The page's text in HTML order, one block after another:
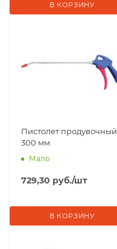
В КОРЗИНУ
Пистолет продувочный
300 мм
Мало
729,30 руб./шт
В КОРЗИНУ